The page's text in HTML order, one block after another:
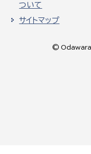
ついて
サイトマップ
© Odawara